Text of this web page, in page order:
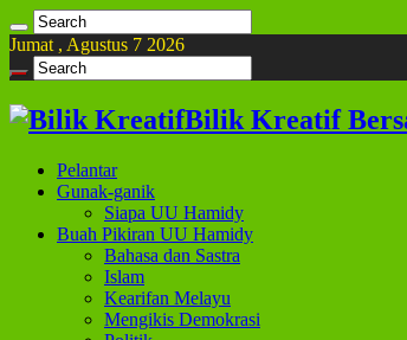
Jumat , Agustus 7 2026
Bilik Kreatif
Pelantar
Gunak-ganik
Siapa UU Hamidy
Buah Pikiran UU Hamidy
Bahasa dan Sastra
Islam
Kearifan Melayu
Mengikis Demokrasi